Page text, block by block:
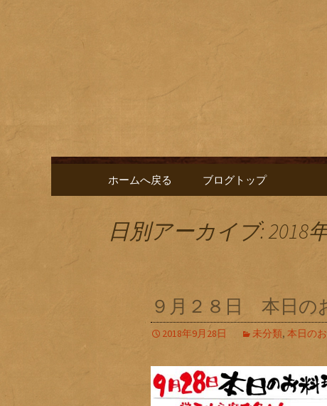
名古屋市
ゑ」のブロ
名古屋市栄にある居酒屋
に合う肴を楽しめるお店
新中。
コンテンツへ移動
ホームへ戻る ブログトップ
日別アーカイブ: 2018
９月２８日 本日の
2018年9月28日 未分類, 本日の